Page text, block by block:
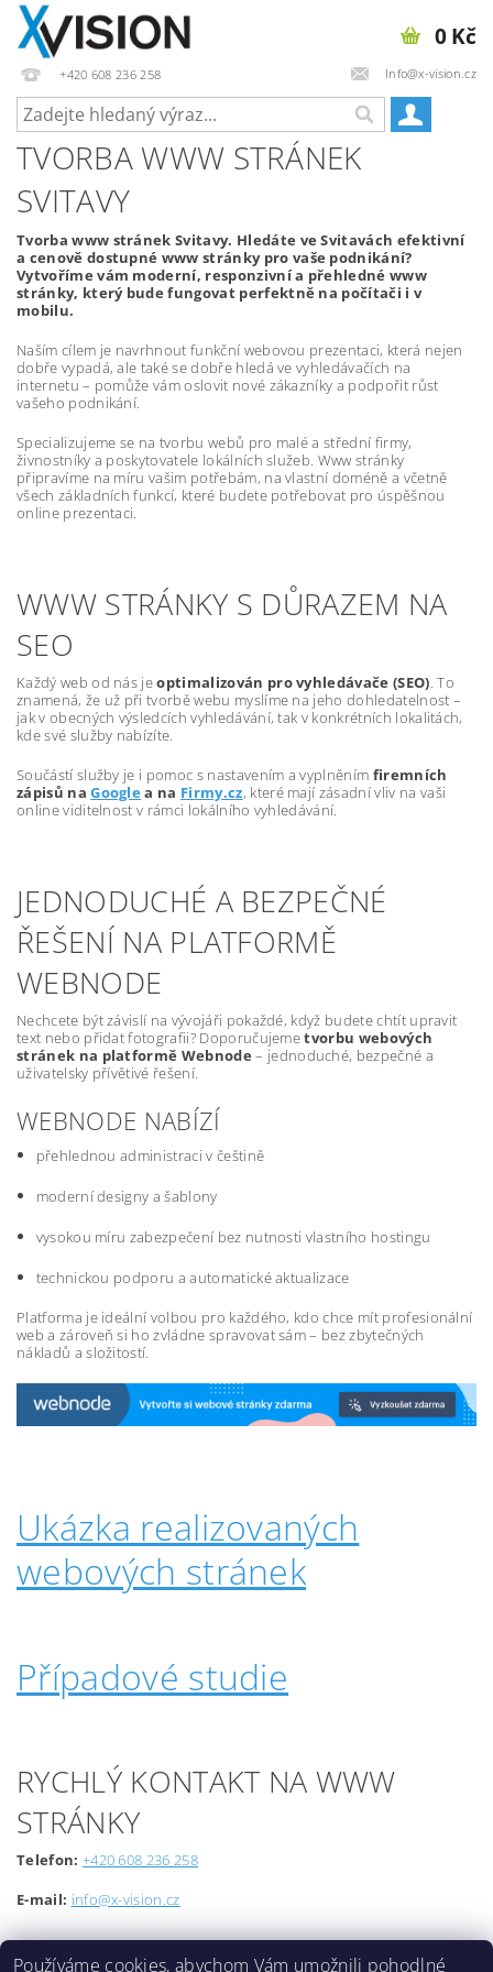
+420 608 236 258 Info@x-vision.cz
0 Kč
TVORBA WWW STRÁNEK
SVITAVY
Tvorba www stránek Svitavy. Hledáte ve Svitavách efektivní
a cenově dostupné www stránky pro vaše podnikání?
Vytvoříme vám moderní, responzivní a přehledné www
stránky, který bude fungovat perfektně na počítači i v
mobilu.
Naším cílem je navrhnout funkční webovou prezentaci, která nejen
dobře vypadá, ale také se dobře hledá ve vyhledávačích na
internetu – pomůže vám oslovit nové zákazníky a podpořit růst
vašeho podnikání.
Specializujeme se na tvorbu webů pro malé a střední firmy,
živnostníky a poskytovatele lokálních služeb. Www stránky
připravíme na míru vašim potřebám, na vlastní doméně a včetně
všech základních funkcí, které budete potřebovat pro úspěšnou
online prezentaci.
WWW STRÁNKY S DŮRAZEM NA
SEO
Každý web od nás jeoptimalizován pro vyhledávače (SEO). To
znamená, že už při tvorbě webu myslíme na jeho dohledatelnost –
jak v obecných výsledcích vyhledávání, tak v konkrétních lokalitách,
kde své služby nabízíte.
Součástí služby je i pomoc s nastavením a vyplněním firemních
zápisů naGooglea na Firmy.cz, které mají zásadní vliv na vaši
online viditelnost v rámci lokálního vyhledávání.
JEDNODUCHÉ A BEZPEČNÉ
ŘEŠENÍ NA PLATFORMĚ
WEBNODE
Nechcete být závislí na vývojáři pokaždé, když budete chtít upravit
text nebo přidat fotografii? Doporučujemetvorbu webových
stránek na platformě Webnode – jednoduché, bezpečné a
uživatelsky přívětivé řešení.
WEBNODE NABÍZÍ
přehlednou administraci v češtině
moderní designy a šablony
vysokou míru zabezpečení bez nutnosti vlastního hostingu
technickou podporu a automatické aktualizace
Platforma je ideální volbou pro každého, kdo chce mít profesionální
web a zároveň si ho zvládne spravovat sám – bez zbytečných
nákladů a složitostí.
Ukázka realizovaných
webových stránek
Případové studie
RYCHLÝ KONTAKT NA WWW
STRÁNKY
Telefon: +420 608 236 258
E-mail: info@x-vision.cz
Používáme cookies, abychom Vám umožnili pohodlné